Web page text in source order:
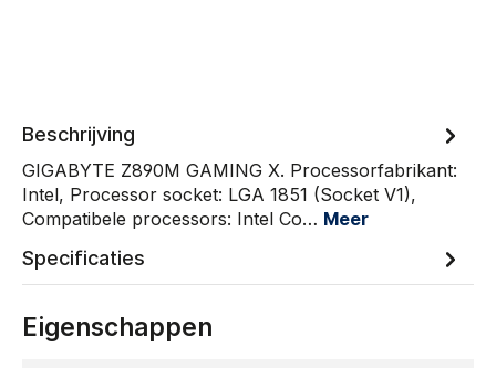
Beschrijving
GIGABYTE Z890M GAMING X. Processorfabrikant:
Intel, Processor socket: LGA 1851 (Socket V1),
Compatibele processors: Intel Co… Meer
Specificaties
Eigenschappen